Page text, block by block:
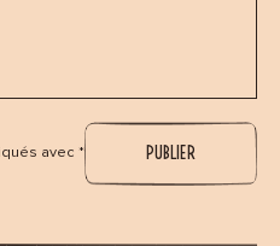
avec *